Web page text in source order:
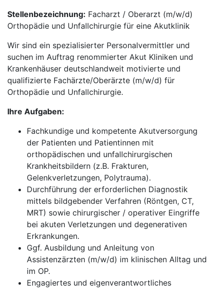
Stellenbezeichnung: Facharzt / Oberarzt (m/w/d)
Orthopädie und Unfallchirurgie für eine Akutklinik
Wir sind ein spezialisierter Personalvermittler und
suchen im Auftrag renommierter Akut Kliniken und
Krankenhäuser deutschlandweit motivierte und
qualifizierte Fachärzte/Oberärzte (m/w/d) für
Orthopädie und Unfallchirurgie.
Ihre Aufgaben:
Fachkundige und kompetente Akutversorgung
der Patienten und Patientinnen mit
orthopädischen und unfallchirurgischen
Krankheitsbildern (z.B. Frakturen,
Gelenkverletzungen, Polytrauma).
Durchführung der erforderlichen Diagnostik
mittels bildgebender Verfahren (Röntgen, CT,
MRT) sowie chirurgischer / operativer Eingriffe
bei akuten Verletzungen und degenerativen
Erkrankungen.
Ggf. Ausbildung und Anleitung von
Assistenzärzten (m/w/d) im klinischen Alltag und
im OP.
Engagiertes und eigenverantwortliches